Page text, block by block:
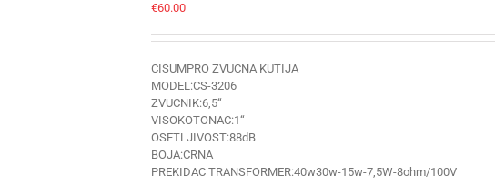
€60.00
CISUMPRO ZVUCNA KUTIJA
MODEL:CS-3206
ZVUCNIK:6,5“
VISOKOTONAC:1“
OSETLJIVOST:88dB
BOJA:CRNA
PREKIDAC TRANSFORMER:40w30w-15w-7,5W-8ohm/100V